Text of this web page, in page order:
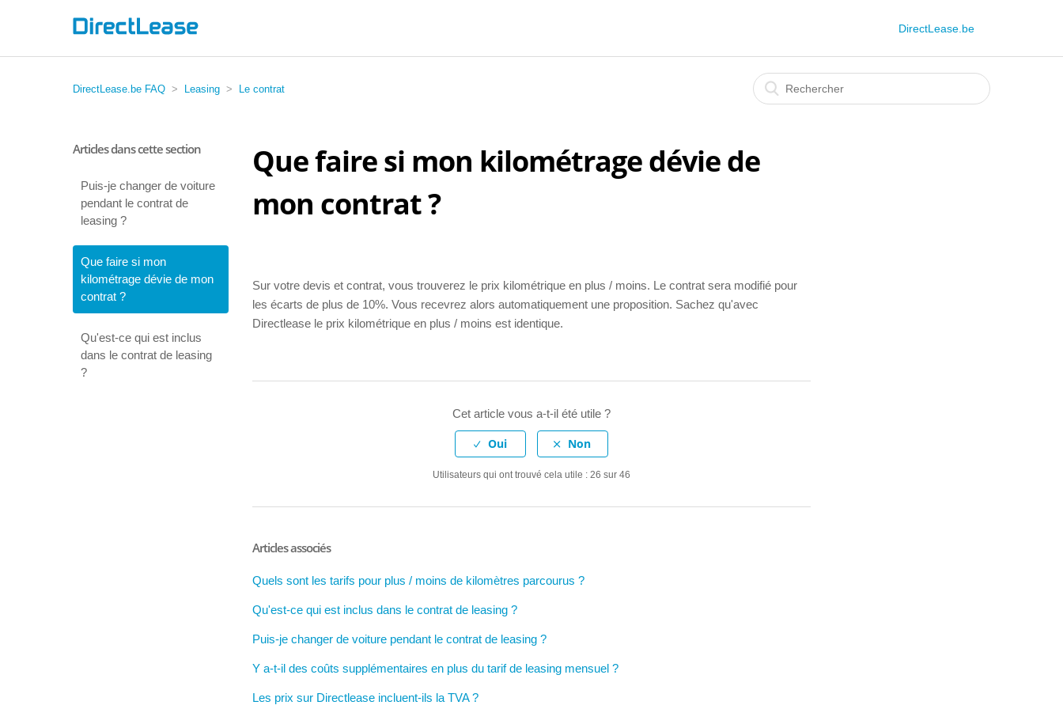
DirectLease.be
DirectLease.be FAQ Leasing Le contrat
Articles dans cette section
Puis-je changer de voiture
pendant le contrat de
leasing ?
Que faire si mon
kilométrage dévie de mon
contrat ?
Qu'est-ce qui est inclus
dans le contrat de leasing
?
Que faire si mon kilométrage dévie de
mon contrat ?
Sur votre devis et contrat, vous trouverez le prix kilométrique en plus / moins. Le contrat sera modifié pour
les écarts de plus de 10%. Vous recevrez alors automatiquement une proposition. Sachez qu'avec
Directlease le prix kilométrique en plus / moins est identique.
Cet article vous a-t-il été utile ?
Utilisateurs qui ont trouvé cela utile : 26 sur 46
Articles associés
Quels sont les tarifs pour plus / moins de kilomètres parcourus ?
Qu'est-ce qui est inclus dans le contrat de leasing ?
Puis-je changer de voiture pendant le contrat de leasing ?
Y a-t-il des coûts supplémentaires en plus du tarif de leasing mensuel ?
Les prix sur Directlease incluent-ils la TVA ?